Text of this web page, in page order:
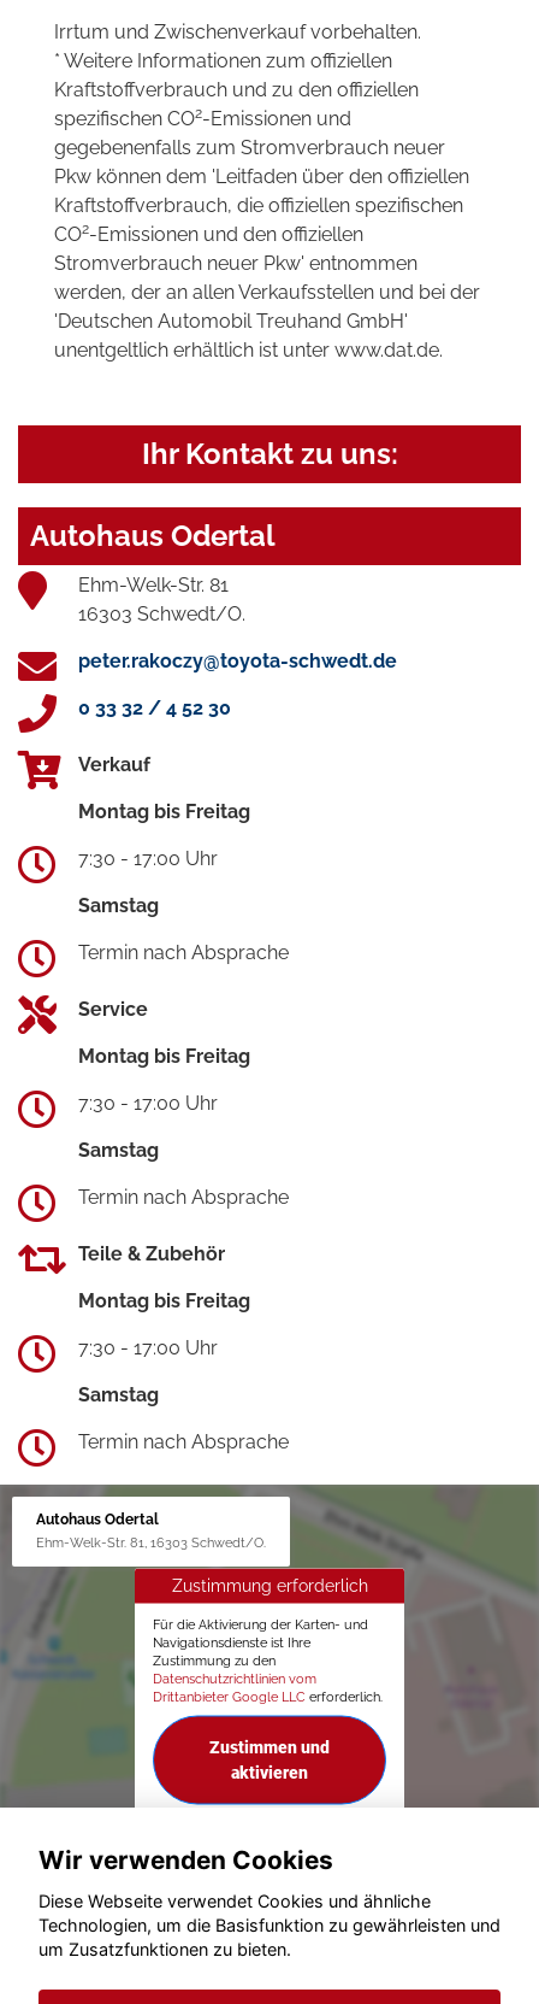
Irrtum und Zwischenverkauf vorbehalten.
* Weitere Informationen zum offiziellen
Kraftstoffverbrauch und zu den offiziellen
spezifischen CO2-Emissionen und
gegebenenfalls zum Stromverbrauch neuer
Pkw können dem 'Leitfaden über den offiziellen
Kraftstoffverbrauch, die offiziellen spezifischen
CO2-Emissionen und den offiziellen
Stromverbrauch neuer Pkw' entnommen
werden, der an allen Verkaufsstellen und bei der
'Deutschen Automobil Treuhand GmbH'
unentgeltlich erhältlich ist unter www.dat.de.
Ihr Kontakt zu uns:
Autohaus Odertal
Ehm-Welk-Str. 81
16303 Schwedt/O.
peter.rakoczy@toyota-schwedt.de
0 33 32 / 4 52 30
Verkauf
Montag bis Freitag
7:30 - 17:00 Uhr
Samstag
Termin nach Absprache
Service
Montag bis Freitag
7:30 - 17:00 Uhr
Samstag
Termin nach Absprache
Teile & Zubehör
Montag bis Freitag
7:30 - 17:00 Uhr
Samstag
Termin nach Absprache
Autohaus Odertal
Ehm-Welk-Str. 81, 16303 Schwedt/O.
Zustimmung erforderlich
Für die Aktivierung der Karten- und
Navigationsdienste ist Ihre
Zustimmung zu den
Datenschutzrichtlinien vom
Drittanbieter Google LLC erforderlich.
Zustimmen und
aktivieren
© konjunkturmotor.de GmbH 2020 - 2026
Wir verwenden Cookies
Diese Webseite verwendet Cookies und ähnliche
Technologien, um die Basisfunktion zu gewährleisten und
um Zusatzfunktionen zu bieten.